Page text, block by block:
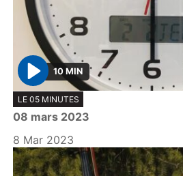
P
l
a
y
10 MIN
LE 05 MINUTES
08 mars 2023
8 Mar 2023